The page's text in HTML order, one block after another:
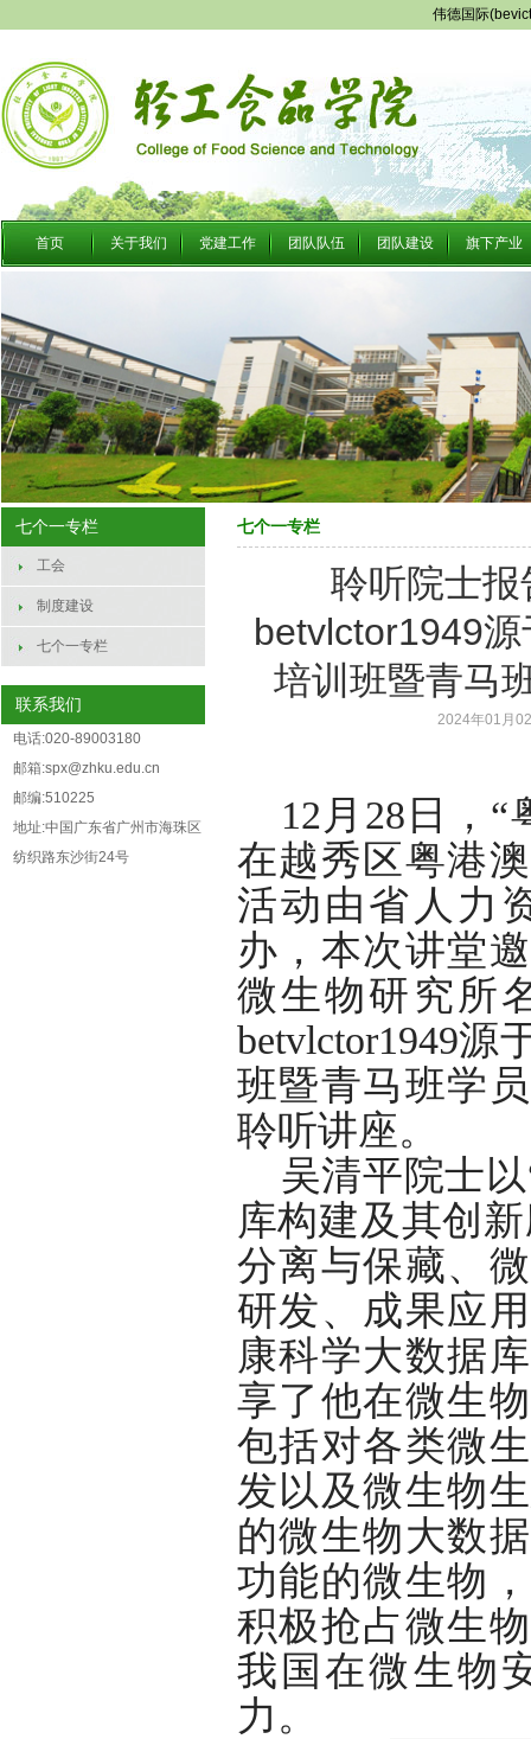
伟德国际
首页 关于我们 党建工作 团队队伍 团队建设 旗下产业
七个一专栏
工会
制度建设
七个一专栏
联系我们
电话:020-89003180
邮箱:spx@zhku.edu.cn
邮编:510225
地址:中国广东省广州市海珠区
纺织路东沙街24号
七个一专栏
聆听院士
betvlctor1949
培训班暨青马
2024年01月
12月28日，
在越秀区粤港
活动由省人力
办，本次讲堂
微生物研究所
betvlctor1949
班暨青马班学
聆听讲座。
吴清平院士
库构建及其创
分离与保藏、
研发、成果应
康科学大数据
享了他在微生
包括对各类微
发以及微生物
的微生物大数
功能的微生物
积极抢占微生
我国在微生物
力。